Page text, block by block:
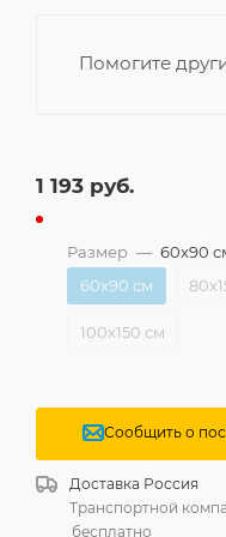
Помогите
1 193 руб.
Размер — 60x90
60x90 см
100x150 см
Сообщить о
Доставка Россия
Транспортной
бесплатно